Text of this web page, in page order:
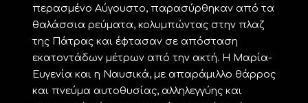
περασμένο Αύγουστο, παρασύρθηκαν από τα
θαλάσσια ρεύματα, κολυμπώντας στην πλαζ
της Πάτρας και έφτασαν σε απόσταση
εκατοντάδων μέτρων από την ακτή. Η Μαρία-
Ευγενία και η Ναυσικά, με απαράμιλλο θάρρος
και πνεύμα αυτοθυσίας, αλληλεγγύης και